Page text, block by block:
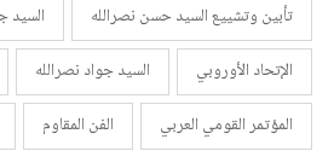
تأبين وتشييع السيد حسن نصرالله
السيد
الإتحاد الأوروبي
السيد جواد نصرالله
المؤتمر القومي العربي
الفن المقاوم